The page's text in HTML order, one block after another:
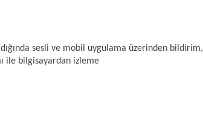
sesli ve mobil uygulama üzerinden bildirim,
ile bilgisayardan izleme